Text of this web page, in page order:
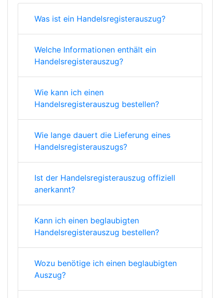
Was ist ein Handelsregisterauszug?
Welche Informationen enthält ein
Handelsregisterauszug?
Wie kann ich einen
Handelsregisterauszug bestellen?
Wie lange dauert die Lieferung eines
Handelsregisterauszugs?
Ist der Handelsregisterauszug offiziell
anerkannt?
Kann ich einen beglaubigten
Handelsregisterauszug bestellen?
Wozu benötige ich einen beglaubigten
Auszug?